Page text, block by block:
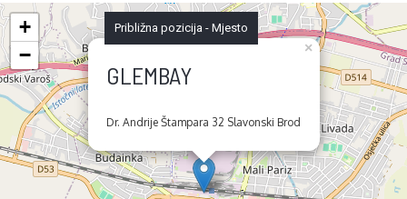
GLEMBAY
Dr. Andrije Štampara 32 Slavonski Brod
×
+
−
Približna pozicija - Mjesto